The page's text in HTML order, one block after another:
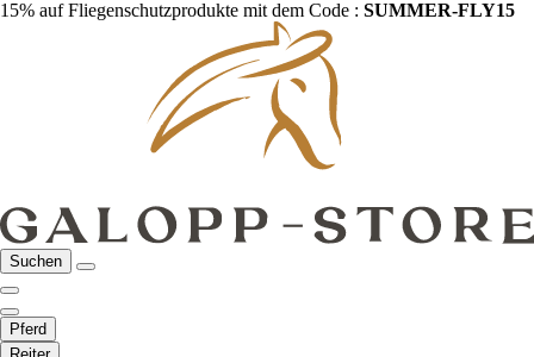
15% auf Fliegenschutzprodukte mit dem Code : SUMMER-FLY15
Suchen
Pferd